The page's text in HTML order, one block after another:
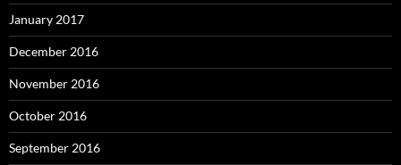
January 2017
December 2016
November 2016
October 2016
September 2016